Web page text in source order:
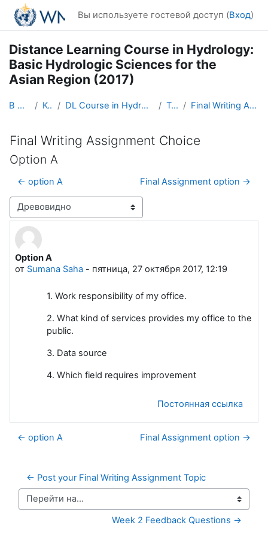
Перейти к основному содержанию
Вы используете гостевой доступ (Вход)
Distance Learning Course in Hydrology:
Basic Hydrologic Sciences for the
Asian Region (2017)
В начало Курсы DL Course in Hydrology - Asia RA-II-2017 Topic 5 Final Writing Assignment Choice
Final Writing Assignment Choice
Option A
← option A
Final Assignment option →
Режим отображения
Option A
от Sumana Saha - пятница, 27 октября 2017, 12:19
Количество ответов: 0
1. Work responsibility of my office.
2. What kind of services provides my office to the
public.
3. Data source
4. Which field requires improvement
Постоянная ссылка
← option A Final Assignment option →
← Post your Final Writing Assignment Topic
Перейти на...
Week 2 Feedback Questions →